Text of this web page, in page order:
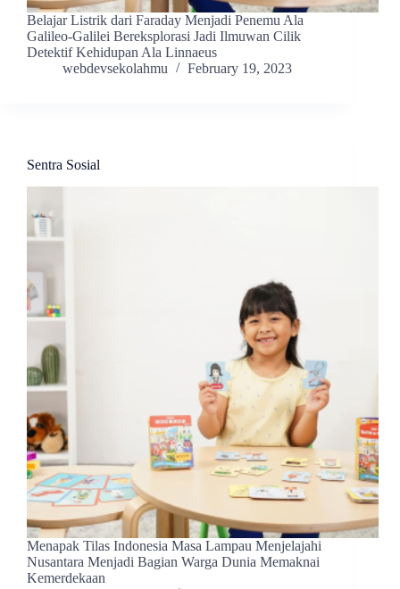
Belajar Listrik dari Faraday Menjadi Penemu Ala
Galileo-Galilei Bereksplorasi Jadi Ilmuwan Cilik
Detektif Kehidupan Ala Linnaeus
webdevsekolahmu
February 19, 2023
Sentra Sosial
Menapak Tilas Indonesia Masa Lampau Menjelajahi
Nusantara Menjadi Bagian Warga Dunia Memaknai
Kemerdekaan